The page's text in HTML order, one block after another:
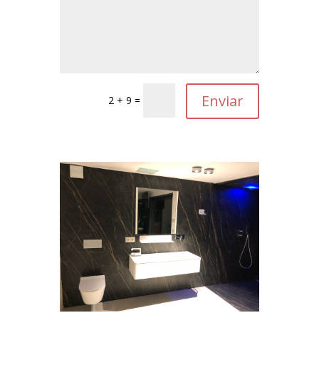
2 + 9 =